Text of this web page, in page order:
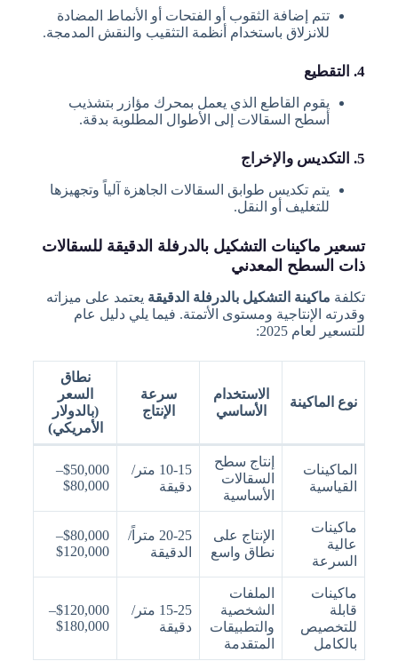
تتم إضافة الثقوب أو الفتحات أو الأنماط المضادة
للانزلاق باستخدام أنظمة التثقيب والنقش المدمجة.
4. التقطيع
يقوم القاطع الذي يعمل بمحرك مؤازر بتشذيب
أسطح السقالات إلى الأطوال المطلوبة بدقة.
5. التكديس والإخراج
يتم تكديس طوابق السقالات الجاهزة آلياً وتجهيزها
للتغليف أو النقل.
تسعير ماكينات التشكيل بالدرفلة الدقيقة للسقالات
ذات السطح المعدني
تكلفة ماكينة التشكيل بالدرفلة الدقيقة يعتمد على ميزاته
وقدرته الإنتاجية ومستوى الأتمتة. فيما يلي دليل عام
للتسعير لعام 2025:
نوع الماكينة
الاستخدام
الأساسي
سرعة
الإنتاج
نطاق
السعر
(بالدولار
الأمريكي)
الماكينات
القياسية
إنتاج سطح
السقالات
الأساسية
10-15 متر/
دقيقة
$50,000–
$80,000
ماكينات
عالية
السرعة
الإنتاج على
نطاق واسع
20-25 متراً/
الدقيقة
$80,000–
$120,000
ماكينات
قابلة
للتخصيص
بالكامل
الملفات
الشخصية
والتطبيقات
المتقدمة
15-25 متر/
دقيقة
$120,000–
$180,000